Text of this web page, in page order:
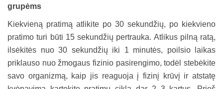
grupėms
Kiekvieną pratimą atlikite po 30 sekundžių, po kiekvieno
pratimo turi būti 15 sekundžių pertrauka. Atlikus pilną ratą,
ilsėkitės nuo 30 sekundžių iki 1 minutės, poilsio laikas
priklauso nuo žmogaus fizinio pasirengimo, todėl stebėkite
savo organizmą, kaip jis reaguoja į fizinį krūvį ir atstatę